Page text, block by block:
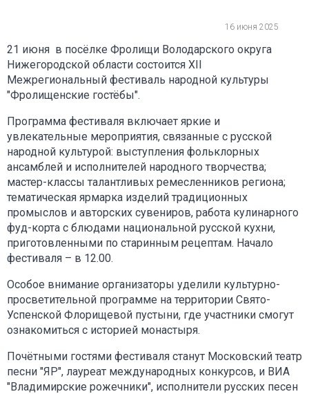
16 июня 2025
21 июня в посёлке Фролищи Володарского округа
Нижегородской области состоится XII
Межрегиональный фестиваль народной культуры
"Фролищенские гостёбы".
Программа фестиваля включает яркие и
увлекательные мероприятия, связанные с русской
народной культурой: выступления фольклорных
ансамблей и исполнителей народного творчества;
мастер-классы талантливых ремесленников региона;
тематическая ярмарка изделий традиционных
промыслов и авторских сувениров, работа кулинарного
фуд-корта с блюдами национальной русской кухни,
приготовленными по старинным рецептам. Начало
фестиваля – в 12.00.
Особое внимание организаторы уделили культурно-
просветительной программе на территории Свято-
Успенской Флорищевой пустыни, где участники смогут
ознакомиться с историей монастыря.
Почётными гостями фестиваля станут Московский театр
песни "ЯР", лауреат международных конкурсов, и ВИА
"Владимирские рожечники", исполнители русских песен